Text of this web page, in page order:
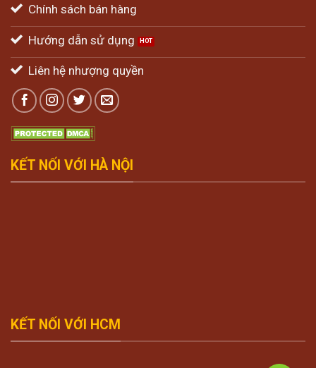
Chính sách bán hàng
Hướng dẫn sử dụng
Liên hệ nhượng quyền
KẾT NỐI VỚI HÀ NỘI
KẾT NỐI VỚI HCM